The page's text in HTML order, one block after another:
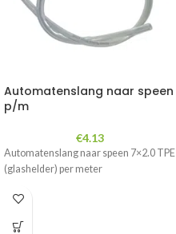
Automatenslang naar speen
p/m
€4.13
Automatenslang naar speen 7×2.0 TPE
(glashelder) per meter